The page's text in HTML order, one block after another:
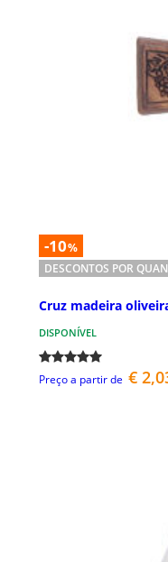
-10%
DESCONTOS POR
Cruz madeira
DISPONÍVEL
Preço a partir de €